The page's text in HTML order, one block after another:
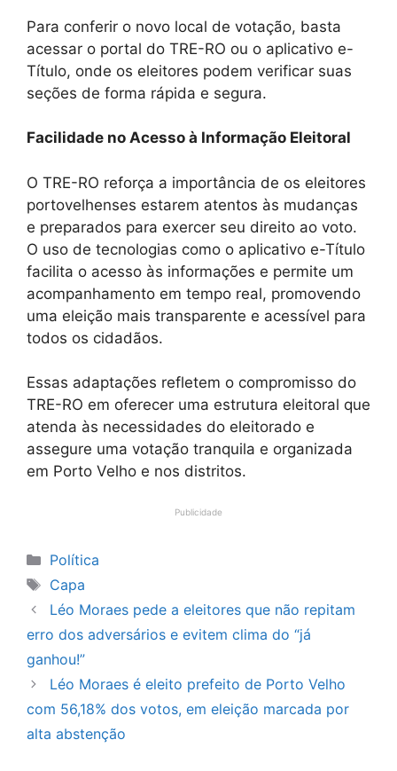
Para conferir o novo local de votação, basta
acessar o portal do TRE-RO ou o aplicativo e-
Título, onde os eleitores podem verificar suas
seções de forma rápida e segura.
Facilidade no Acesso à Informação Eleitoral
O TRE-RO reforça a importância de os eleitores
portovelhenses estarem atentos às mudanças
e preparados para exercer seu direito ao voto.
O uso de tecnologias como o aplicativo e-Título
facilita o acesso às informações e permite um
acompanhamento em tempo real, promovendo
uma eleição mais transparente e acessível para
todos os cidadãos.
Essas adaptações refletem o compromisso do
TRE-RO em oferecer uma estrutura eleitoral que
atenda às necessidades do eleitorado e
assegure uma votação tranquila e organizada
em Porto Velho e nos distritos.
Publicidade
Categorias
Política
Tags
Capa
Léo Moraes pede a eleitores que não repitam
erro dos adversários e evitem clima do “já
ganhou!”
Léo Moraes é eleito prefeito de Porto Velho
com 56,18% dos votos, em eleição marcada por
alta abstenção